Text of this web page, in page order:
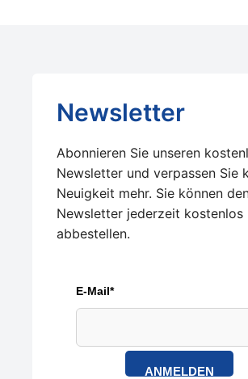
Newsletter
Abonnieren Sie unseren
Newsletter und verpassen Sie
Neuigkeit mehr. Sie können
Newsletter jederzeit kostenlos
abbestellen.
E-Mail*
ANMELDEN